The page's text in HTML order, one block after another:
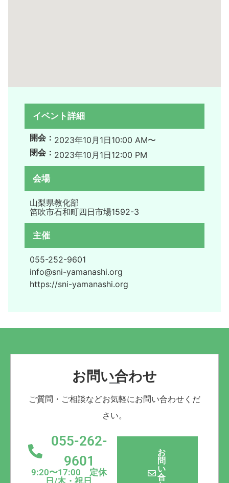
イベント詳細
開会： 2023年10月1日10:00 AM〜
閉会： 2023年10月1日12:00 PM
会場
山梨県教化部
笛吹市石和町四日市場1592-3
主催
055-252-9601
info@sni-yamanashi.org
https://sni-yamanashi.org
お問い合わせ
ご質問・ご相談などお気軽にお問い合わせくだ
さい。
055-262-
9601
9:20〜17:00 定休
お
問
い
合